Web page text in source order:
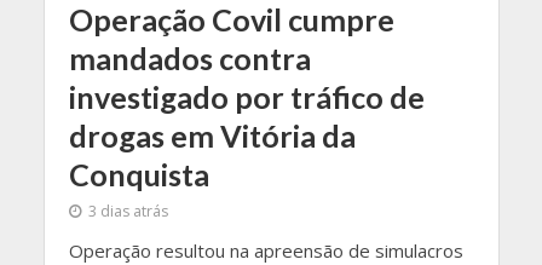
Operação Covil cumpre
mandados contra
investigado por tráfico de
drogas em Vitória da
Conquista
3 dias atrás
Operação resultou na apreensão de simulacros